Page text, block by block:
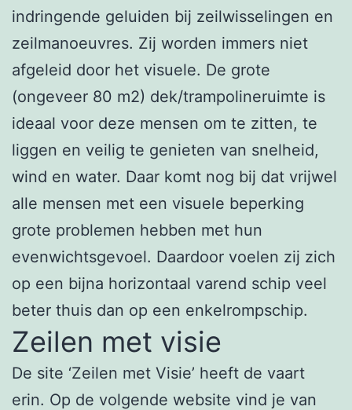
indringende geluiden bij zeilwisselingen en
zeilmanoeuvres. Zij worden immers niet
afgeleid door het visuele. De grote
(ongeveer 80 m2) dek/trampolineruimte is
ideaal voor deze mensen om te zitten, te
liggen en veilig te genieten van snelheid,
wind en water. Daar komt nog bij dat vrijwel
alle mensen met een visuele beperking
grote problemen hebben met hun
evenwichtsgevoel. Daardoor voelen zij zich
op een bijna horizontaal varend schip veel
beter thuis dan op een enkelrompschip.
Zeilen met visie
De site ‘Zeilen met Visie’ heeft de vaart
erin. Op de volgende website vind je van